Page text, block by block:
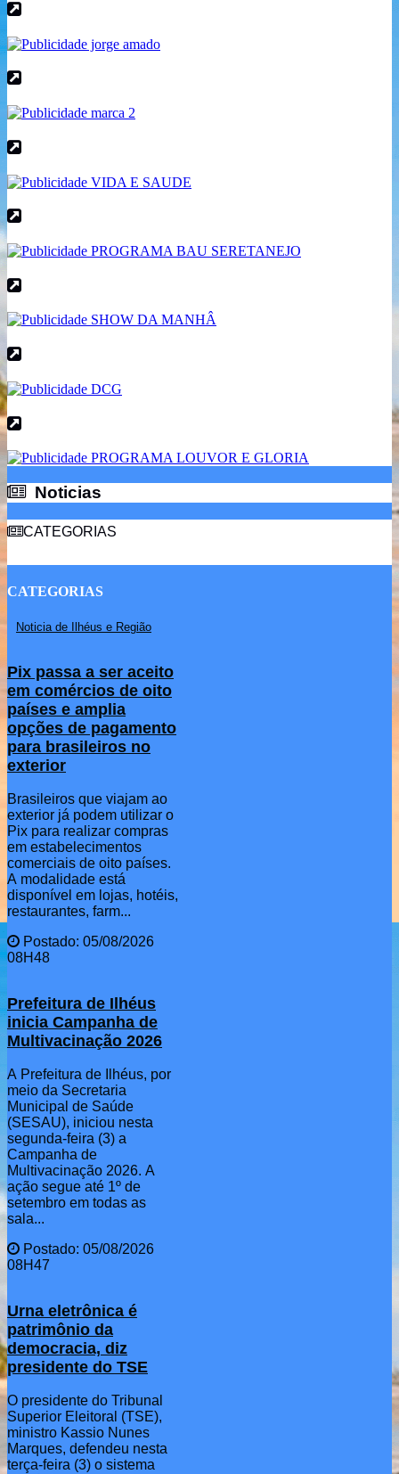
Noticias
CATEGORIAS
CATEGORIAS
Noticia de Ilhéus e Região
Pix passa a ser aceito
em comércios de oito
países e amplia
opções de pagamento
para brasileiros no
exterior
Brasileiros que viajam ao
exterior já podem utilizar o
Pix para realizar compras
em estabelecimentos
comerciais de oito países.
A modalidade está
disponível em lojas, hotéis,
restaurantes, farm...
Postado: 05/08/2026
08H48
Prefeitura de Ilhéus
inicia Campanha de
Multivacinação 2026
A Prefeitura de Ilhéus, por
meio da Secretaria
Municipal de Saúde
(SESAU), iniciou nesta
segunda-feira (3) a
Campanha de
Multivacinação 2026. A
ação segue até 1º de
setembro em todas as
sala...
Postado: 05/08/2026
08H47
Urna eletrônica é
patrimônio da
democracia, diz
presidente do TSE
O presidente do Tribunal
Superior Eleitoral (TSE),
ministro Kassio Nunes
Marques, defendeu nesta
terça-feira (3) o sistema